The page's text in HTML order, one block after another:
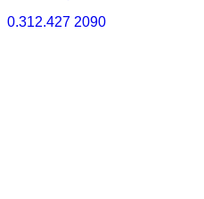
0.312.427 2090